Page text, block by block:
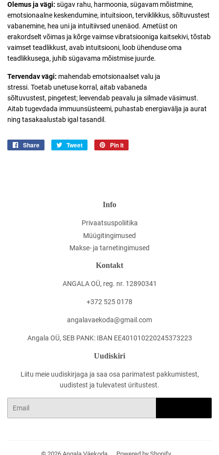
Olemus ja vägi: sügav rahu, harmoonia, sügavam mõistmine,
emotsionaalne keskendumine, intuitsioon, terviklikkus, sõltuvustest
vabanemine, hea uni ja intuitiivsed unenäod. Ametüst on
erakordselt võimas ja kõrge vaimse vibratsiooniga kaitsekivi, tõstab
vaimset teadlikkust, avab intuitsiooni, loob ühenduse oma
teadlikkusega, juhib sügavama mõistmise juurde.
Tervendav vägi: mahendab emotsionaalset valu ja
stressi. Toetab unetuse korral, aitab vabaneda
sõltuvustest, pingetest; leevendab peavalu ja silmade väsimust.
Aitab tugevdada immuunsüsteemi, puhastab energiavälja ja aurat
ning tasakaalustab igal tasandil.
Share
Jaga
Tweet
Jaga
Pin it
Info
Privaatsuspoliitika
Müügitingimused
Makse- ja tarnetingimused
Kontakt
ANGALA OÜ, reg. nr. 12890341
+372 525 0178
angalavaekoda@gmail.com
Angala OÜ, SEB PANK: IBAN EE401010220245373223
Uudiskiri
Liitu meie uudiskirjaga ja saa osa parimatest pakkumistest,
uudistest ja tulevatest üritustest.